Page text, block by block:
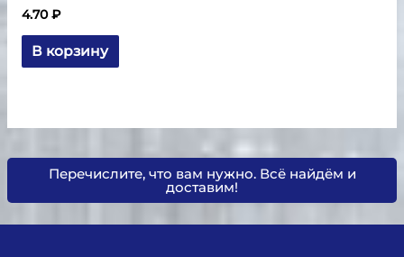
Перечислите, что вам нужно. Всё найдём и
доставим!
4.70₽
В корзину